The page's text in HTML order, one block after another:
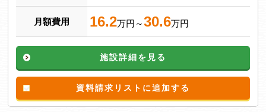
月額費用 16.2万円～30.6万円
施設詳細を見る
資料請求リストに追加する